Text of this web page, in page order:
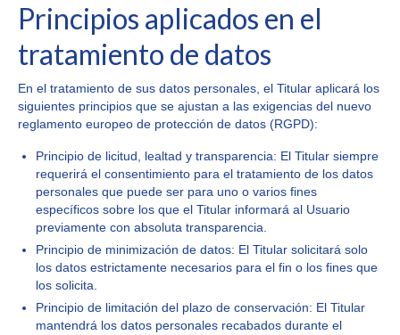
Principios aplicados en el
tratamiento de datos
En el tratamiento de sus datos personales, el Titular aplicará los
siguientes principios que se ajustan a las exigencias del nuevo
reglamento europeo de protección de datos (RGPD):
Principio de licitud, lealtad y transparencia: El Titular siempre
requerirá el consentimiento para el tratamiento de los datos
personales que puede ser para uno o varios fines
específicos sobre los que el Titular informará al Usuario
previamente con absoluta transparencia.
Principio de minimización de datos: El Titular solicitará solo
los datos estrictamente necesarios para el fin o los fines que
los solicita.
Principio de limitación del plazo de conservación: El Titular
mantendrá los datos personales recabados durante el